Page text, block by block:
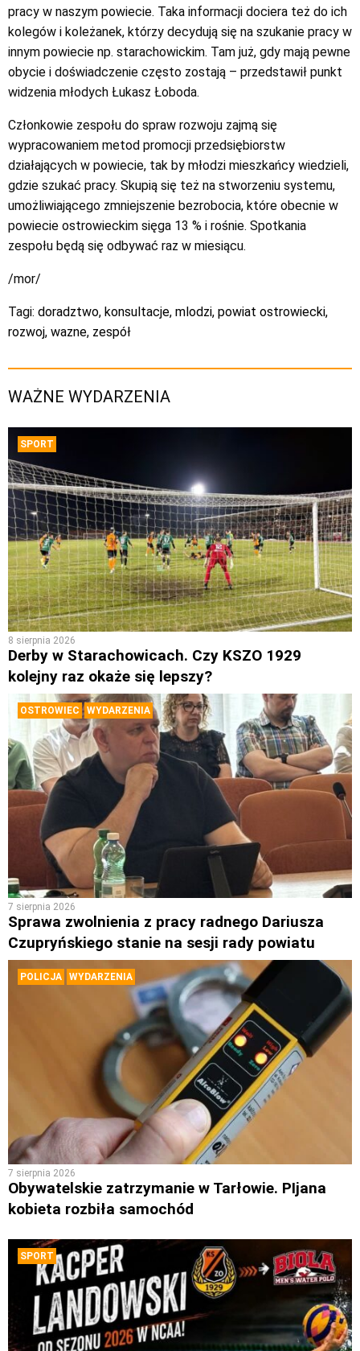
pracy w naszym powiecie. Taka informacji dociera też do ich
kolegów i koleżanek, którzy decydują się na szukanie pracy w
innym powiecie np. starachowickim. Tam już, gdy mają pewne
obycie i doświadczenie często zostają – przedstawił punkt
widzenia młodych Łukasz Łoboda.
Członkowie zespołu do spraw rozwoju zajmą się
wypracowaniem metod promocji przedsiębiorstw
działających w powiecie, tak by młodzi mieszkańcy wiedzieli,
gdzie szukać pracy. Skupią się też na stworzeniu systemu,
umożliwiającego zmniejszenie bezrobocia, które obecnie w
powiecie ostrowieckim sięga 13 % i rośnie. Spotkania
zespołu będą się odbywać raz w miesiącu.
/mor/
Tagi: doradztwo, konsultacje, mlodzi, powiat ostrowiecki,
rozwoj, wazne, zespół
WAŻNE WYDARZENIA
SPORT
8 sierpnia 2026
Derby w Starachowicach. Czy KSZO 1929
kolejny raz okaże się lepszy?
OSTROWIEC WYDARZENIA
7 sierpnia 2026
Sprawa zwolnienia z pracy radnego Dariusza
Czupryńskiego stanie na sesji rady powiatu
POLICJA WYDARZENIA
7 sierpnia 2026
Obywatelskie zatrzymanie w Tarłowie. PIjana
kobieta rozbiła samochód
SPORT